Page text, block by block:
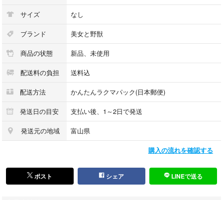
サイズ なし
ブランド 美女と野獣
商品の状態 新品、未使用
配送料の負担 送料込
配送方法 かんたんラクマパック(日本郵便)
発送日の目安 支払い後、1～2日で発送
発送元の地域 富山県
購入の流れを確認する
ポスト シェア LINEで送る